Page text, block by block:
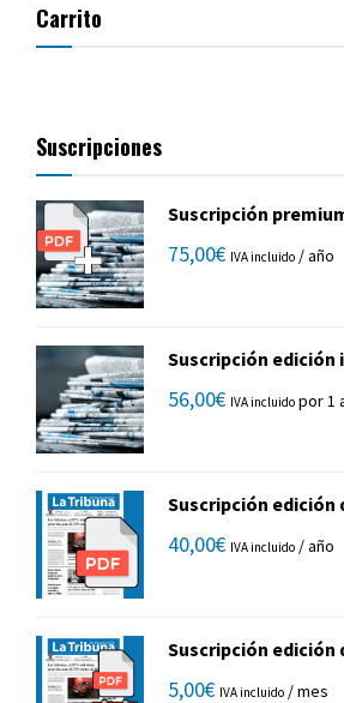
Carrito
Suscripciones
Suscripción
75,00€ IVA incluido / año
Suscripción edición
56,00€ IVA incluido por 1
Suscripción
40,00€ IVA incluido / año
Suscripción
5,00€ IVA incluido / mes